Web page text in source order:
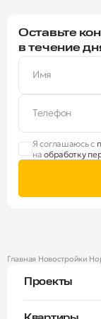
Оставьте
в течение
Имя
Телефон
Я соглашаюсь с
наобработку
Главная Новостройки
Проекты